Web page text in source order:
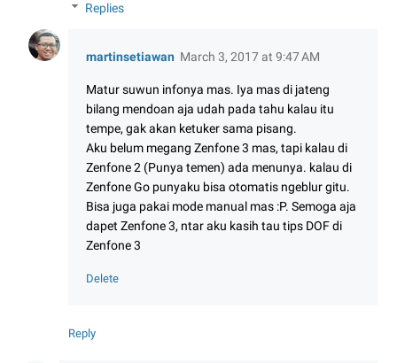
Replies
martinsetiawan March 3, 2017 at 9:47 AM
Matur suwun infonya mas. Iya mas di jateng
bilang mendoan aja udah pada tahu kalau itu
tempe, gak akan ketuker sama pisang.
Aku belum megang Zenfone 3 mas, tapi kalau di
Zenfone 2 (Punya temen) ada menunya. kalau di
Zenfone Go punyaku bisa otomatis ngeblur gitu.
Bisa juga pakai mode manual mas :P. Semoga aja
dapet Zenfone 3, ntar aku kasih tau tips DOF di
Zenfone 3
Delete
Reply